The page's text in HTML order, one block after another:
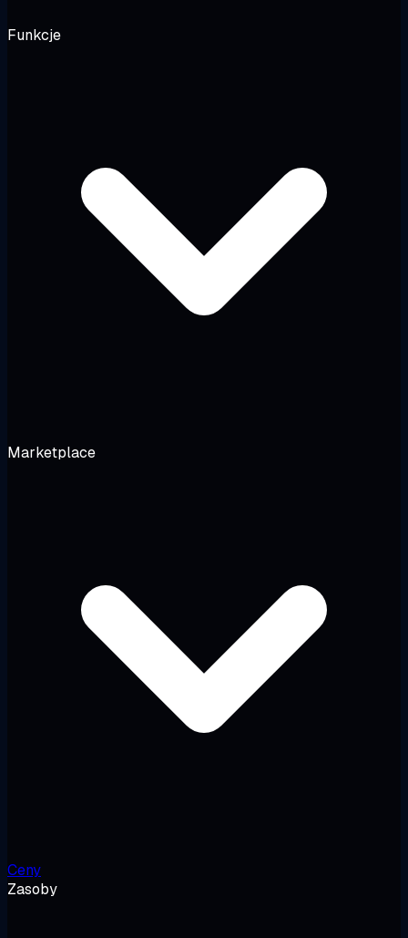
Funkcje
Marketplace
Ceny
Zasoby